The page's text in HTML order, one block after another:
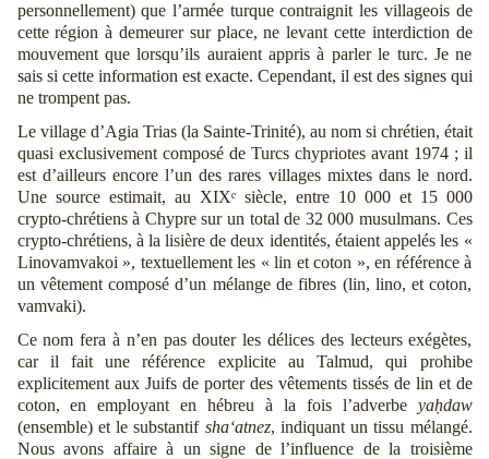
personnellement) que l’armée turque contraignit les villageois de
cette région à demeurer sur place, ne levant cette interdiction de
mouvement que lorsqu’ils auraient appris à parler le turc. Je ne
sais si cette information est exacte. Cependant, il est des signes qui
ne trompent pas.
Le village d’Agia Trias (la Sainte-Trinité), au nom si chrétien, était
quasi exclusivement composé de Turcs chypriotes avant 1974 ; il
est d’ailleurs encore l’un des rares villages mixtes dans le nord.
Une source estimait, au XIXᵉ siècle, entre 10 000 et 15 000
crypto-chrétiens à Chypre sur un total de 32 000 musulmans. Ces
crypto-chrétiens, à la lisière de deux identités, étaient appelés les «
Linovamvakoi », textuellement les « lin et coton », en référence à
un vêtement composé d’un mélange de fibres (lin, lino, et coton,
vamvaki).
Ce nom fera à n’en pas douter les délices des lecteurs exégètes,
car il fait une référence explicite au Talmud, qui prohibe
explicitement aux Juifs de porter des vêtements tissés de lin et de
coton, en employant en hébreu à la fois l’adverbe yaḥdaw
(ensemble) et le substantif sha‘atnez, indiquant un tissu mélangé.
Nous avons affaire à un signe de l’influence de la troisième